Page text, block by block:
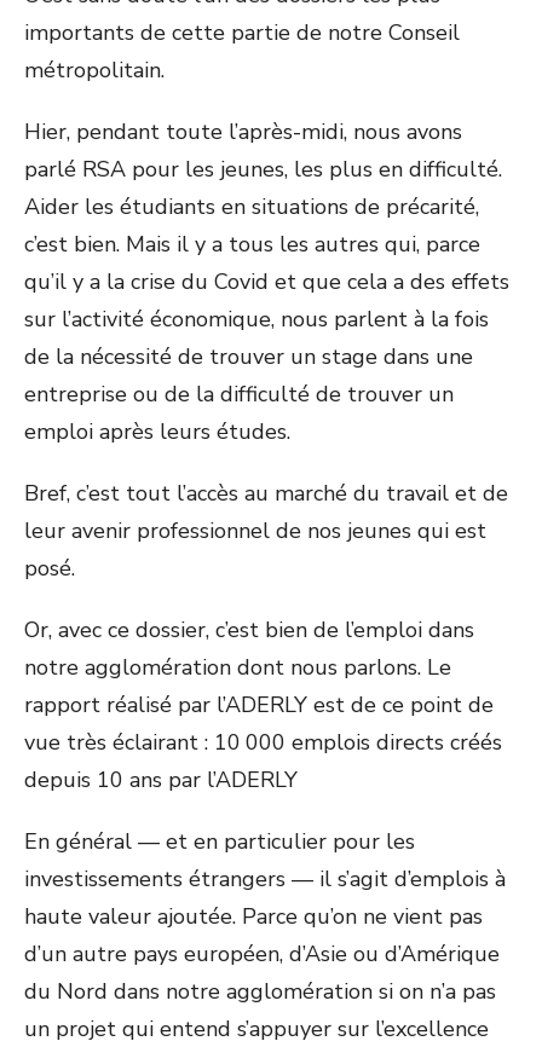
importants de cette partie de notre Conseil
métropolitain.
Hier, pendant toute l’après-midi, nous avons
parlé RSA pour les jeunes, les plus en difficulté.
Aider les étudiants en situations de précarité,
c’est bien. Mais il y a tous les autres qui, parce
qu’il y a la crise du Covid et que cela a des effets
sur l’activité économique, nous parlent à la fois
de la nécessité de trouver un stage dans une
entreprise ou de la difficulté de trouver un
emploi après leurs études.
Bref, c’est tout l’accès au marché du travail et de
leur avenir professionnel de nos jeunes qui est
posé.
Or, avec ce dossier, c’est bien de l’emploi dans
notre agglomération dont nous parlons. Le
rapport réalisé par l’ADERLY est de ce point de
vue très éclairant : 10 000 emplois directs créés
depuis 10 ans par l’ADERLY
En général — et en particulier pour les
investissements étrangers — il s’agit d’emplois à
haute valeur ajoutée. Parce qu’on ne vient pas
d’un autre pays européen, d’Asie ou d’Amérique
du Nord dans notre agglomération si on n’a pas
un projet qui entend s’appuyer sur l’excellence